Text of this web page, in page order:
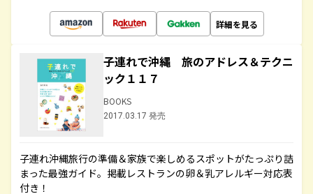
詳細を見る
子連れで沖縄 旅のアドレス＆テクニ
ック１１７
BOOKS
2017.03.17 発売
子連れ沖縄旅行の準備＆家族で楽しめるスポットがたっぷり詰
まった最強ガイド。掲載レストランの卵＆乳アレルギー対応表
付き！